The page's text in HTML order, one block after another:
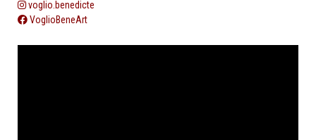
voglio.benedicte
VoglioBeneArt